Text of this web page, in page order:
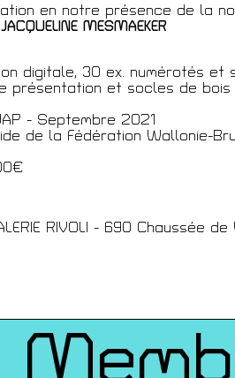
en notre présence de la
MESMAEKER
digitale, 30 ex. numérotés et
présentation et socles de
- Septembre 2021
de la Fédération Wallonie-
RIVOLI - 690 Chaussée